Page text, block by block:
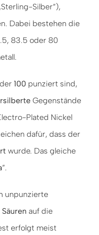
Silber“),
Dabei bestehen die
83.5 oder 80
100 punziert sind,
Gegenstände
Plated Nickel
dafür, dass der
wurde. Das gleiche
“.
unpunzierte
Säuren auf die
erfolgt meist